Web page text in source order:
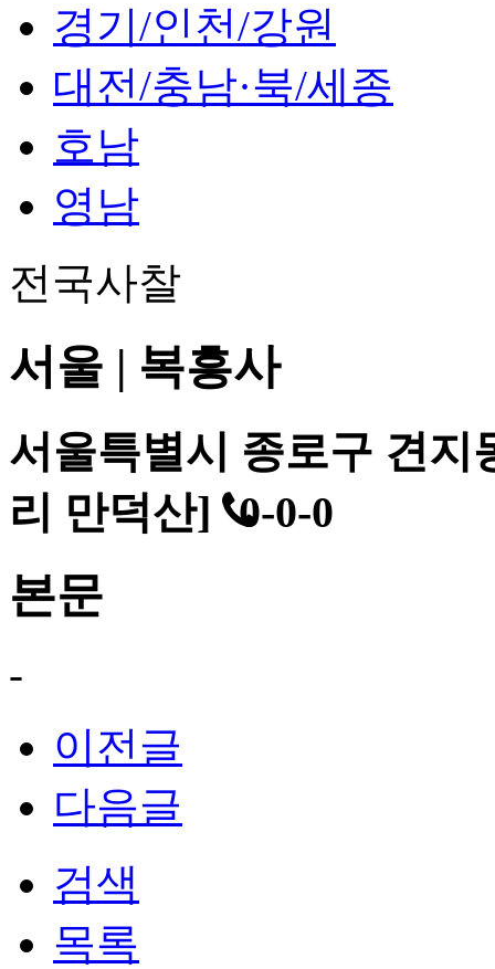
경기/인천/강원
대전/충남·북/세종
호남
영남
전국사찰
서울 | 복흥사
서울특별시 종로구 견지
리 만덕산] 0-0-0
본문
-
이전글
다음글
검색
목록